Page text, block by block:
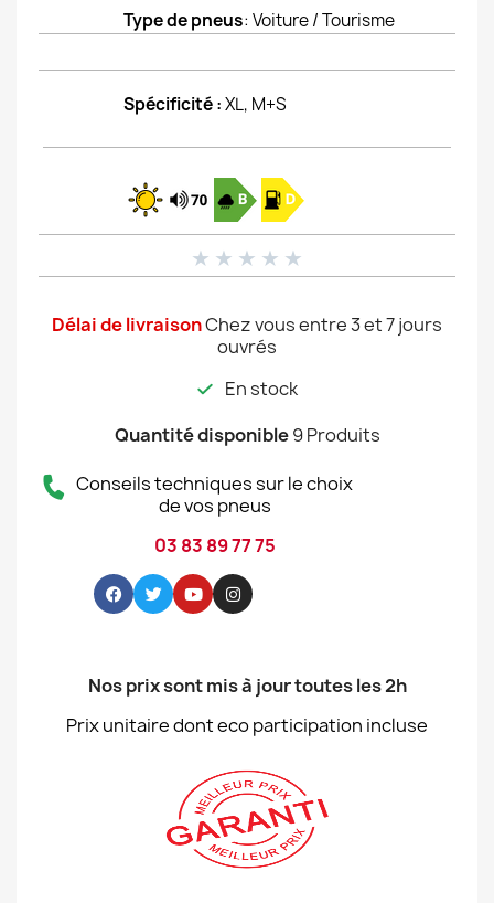
Type de pneus: Voiture / Tourisme
Spécificité :XL, M+S
★ ★ ★ ★ ★
Délai de livraisonChez vous entre 3 et 7 jours
ouvrés
En stock
Quantité disponible 9 Produits
Conseils techniques sur le choix
de vos pneus
03 83 89 77 75
Nos prix sont mis à jour toutes les 2h
Prix unitaire dont eco participation incluse